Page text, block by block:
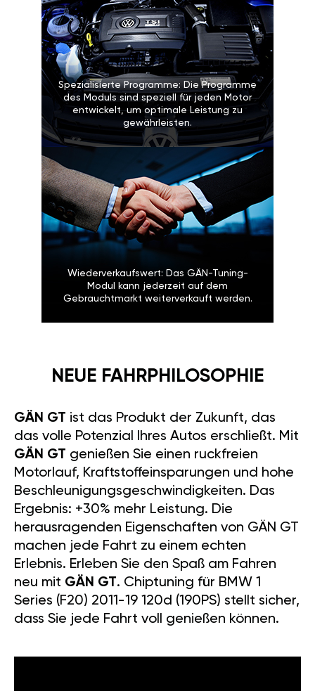
Spezialisierte Programme: Die Programme
des Moduls sind speziell für jeden Motor
entwickelt, um optimale Leistung zu
gewährleisten.
Wiederverkaufswert: Das GÄN-Tuning-
Modul kann jederzeit auf dem
Gebrauchtmarkt weiterverkauft werden.
NEUE FAHRPHILOSOPHIE
GÄN GT ist das Produkt der Zukunft, das
das volle Potenzial Ihres Autos erschließt. Mit
GÄN GT genießen Sie einen ruckfreien
Motorlauf, Kraftstoffeinsparungen und hohe
Beschleunigungsgeschwindigkeiten. Das
Ergebnis: +30% mehr Leistung. Die
herausragenden Eigenschaften von GÄN GT
machen jede Fahrt zu einem echten
Erlebnis. Erleben Sie den Spaß am Fahren
neu mit GÄN GT. Chiptuning für BMW 1
Series (F20) 2011-19 120d (190PS) stellt sicher,
dass Sie jede Fahrt voll genießen können.